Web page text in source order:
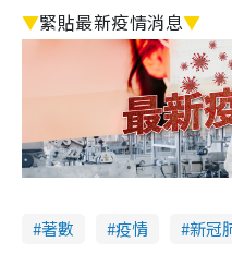
▼緊貼最新疫情消息▼
著數 疫情 新冠